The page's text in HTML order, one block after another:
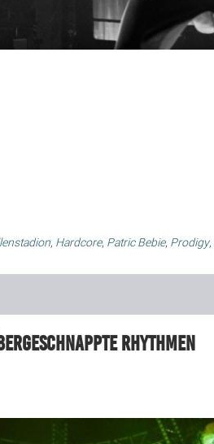
, Hardcore, Patric Bebie, Prodigy,
Rhythmen